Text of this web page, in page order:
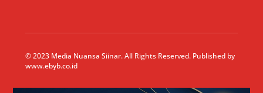
© 2023 Media Nuansa Siinar. All Rights Reserved. Published by
www.ebyb.co.id